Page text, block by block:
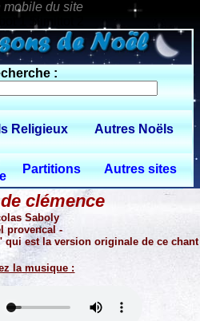
1 $limittot 2
:
Religieux Autres Noëls
Partitions Autres sites
clémence
Saboly
provencal -
qui est la version originale de ce chant
la musique :